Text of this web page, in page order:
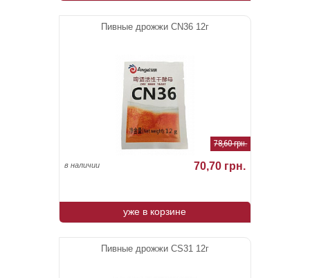
Пивные дрожжи CN36 12г
78,60 грн.
в наличии 70,70 грн.
уже в корзине
Пивные дрожжи CS31 12г